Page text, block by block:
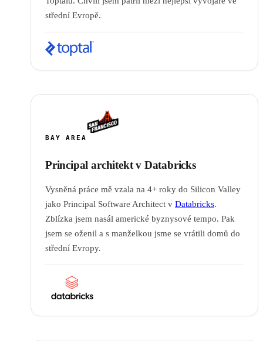
střední Evropě.
BAY AREA
Principal architekt v Databricks
Vysněná práce mě vzala na 4+ roky do Silicon Valley
jako Principal Software Architect v Databricks.
Zblízka jsem nasál americké byznysové tempo. Pak
jsem se oženil a s manželkou jsme se vrátili domů do
střední Evropy.